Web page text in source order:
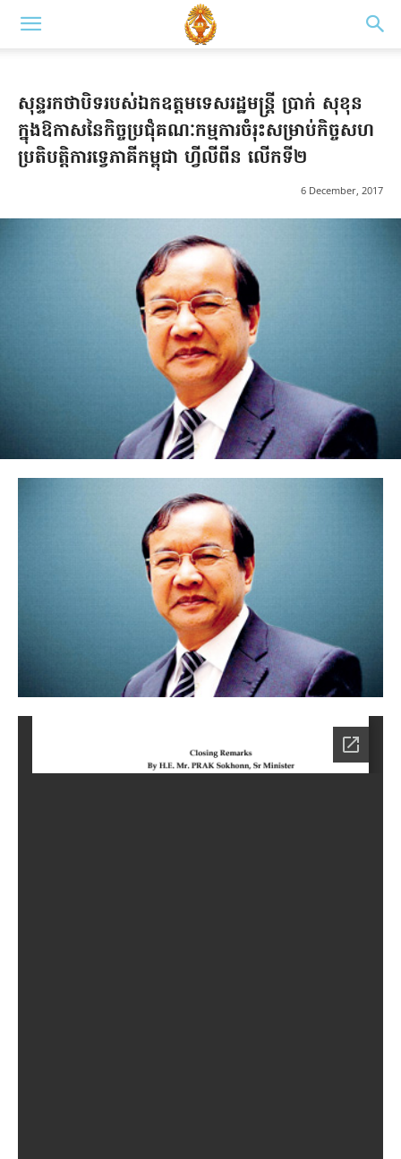
សុន្ទរកថាបិទរបស់ឯកឧត្តមទេសរដ្ឋមន្ត្រី ប្រាក់ សុខុន
ក្នុងឱកាសនៃកិច្ចប្រជុំគណៈកម្មការចំរុះសម្រាប់កិច្ចសហ
ប្រតិបត្តិការទ្វេភាគីកម្ពុជា ហ្វីលីពីន លើកទី២
6 December, 2017